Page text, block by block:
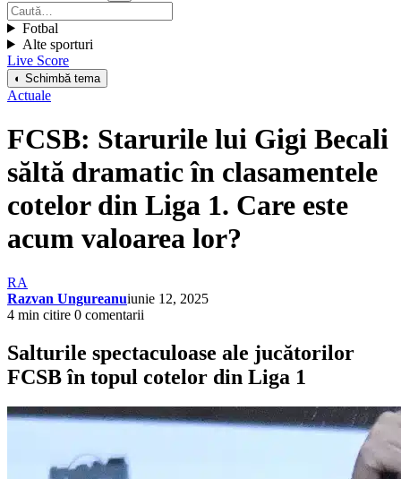
Fotbal
Alte sporturi
Live Score
◐ Schimbă tema
Actuale
FCSB: Starurile lui Gigi Becali
săltă dramatic în clasamentele
cotelor din Liga 1. Care este
acum valoarea lor?
RA
Razvan Ungureanuiunie 12, 2025
4 min citire 0 comentarii
Salturile spectaculoase ale jucătorilor
FCSB în topul cotelor din Liga 1